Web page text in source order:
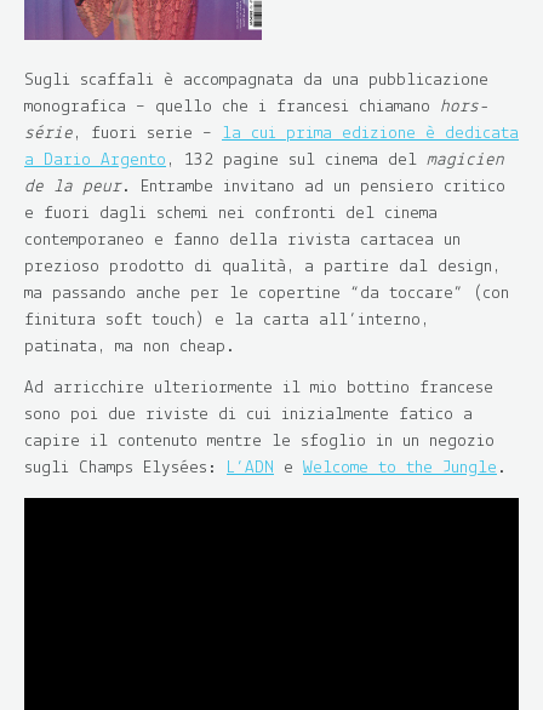
Sugli scaffali è accompagnata da una pubblicazione
monografica – quello che i francesi chiamano hors-
série , fuori serie – la cui prima edizione è dedicata
a Dario Argento , 132 pagine sul cinema del magicien
de la peur. Entrambe invitano ad un pensiero critico
e fuori dagli schemi nei confronti del cinema
contemporaneo e fanno della rivista cartacea un
prezioso prodotto di qualità, a partire dal design,
ma passando anche per le copertine “da toccare” (con
finitura soft touch) e la carta all’interno,
patinata, ma non cheap.
Ad arricchire ulteriormente il mio bottino francese
sono poi due riviste di cui inizialmente fatico a
capire il contenuto mentre le sfoglio in un negozio
sugli Champs Elysées: L’ADN e Welcome to the Jungle .